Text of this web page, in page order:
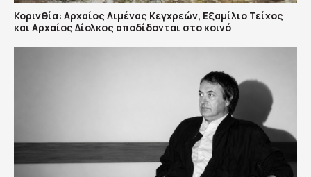
Κορινθία: Αρχαίος Λιμένας Κεγχρεών, Εξαμίλιο Τείχος
και Aρχαίος Δίολκος αποδίδονται στο κοινό